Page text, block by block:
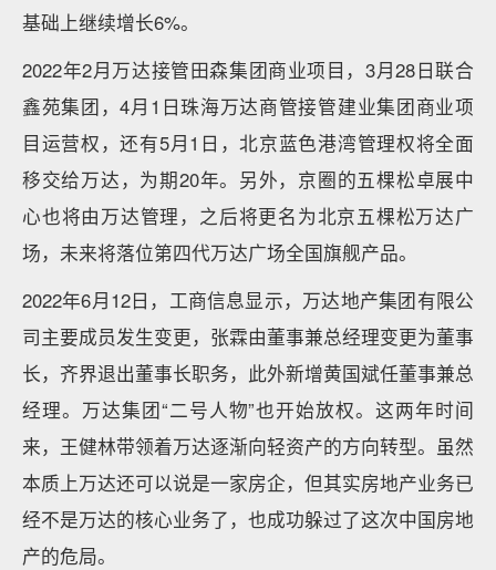
基础上继续增长6%。
2022年2月万达接管田森集团商业项目，3月28日联合
鑫苑集团，4月1日珠海万达商管接管建业集团商业项
目运营权，还有5月1日，北京蓝色港湾管理权将全面
移交给万达，为期20年。另外，京圈的五棵松卓展中
心也将由万达管理，之后将更名为北京五棵松万达广
场，未来将落位第四代万达广场全国旗舰产品。
2022年6月12日，工商信息显示，万达地产集团有限公
司主要成员发生变更，张霖由董事兼总经理变更为董事
长，齐界退出董事长职务，此外新增黄国斌任董事兼总
经理。万达集团“二号人物”也开始放权。这两年时间
来，王健林带领着万达逐渐向轻资产的方向转型。虽然
本质上万达还可以说是一家房企，但其实房地产业务已
经不是万达的核心业务了，也成功躲过了这次中国房地
产的危局。